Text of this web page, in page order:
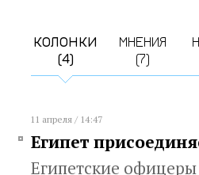
КОЛОНКИ
(4)
МНЕНИЯ
(7)
11 апреля / 14:47
Египет
Египетские